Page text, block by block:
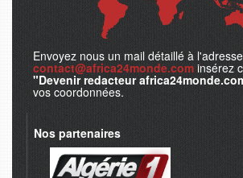
Envoyez nous un mail détaillé à l'adresse
contact@africa24monde.com insérez
"Devenir redacteur
vos coordonnées.
Nos partenaires